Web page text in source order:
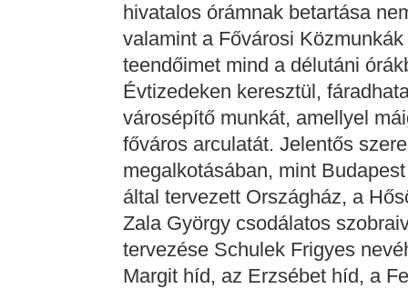
hivatalos órámnak betartása
valamint a Fővárosi
teendőimet mind a délutáni
Évtizedeken keresztül,
városépítő munkát, amellyel
főváros arculatát. Jelentős
megalkotásában, mint
által tervezett Országház, a
Zala György csodálatos
tervezése Schulek Frigyes
Margit híd, az Erzsébet híd, a